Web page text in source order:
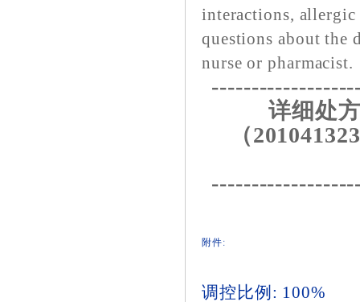
interactions, allergic
questions about the
nurse or pharmacist.
详细处
（
附件:
调控比例: 100%